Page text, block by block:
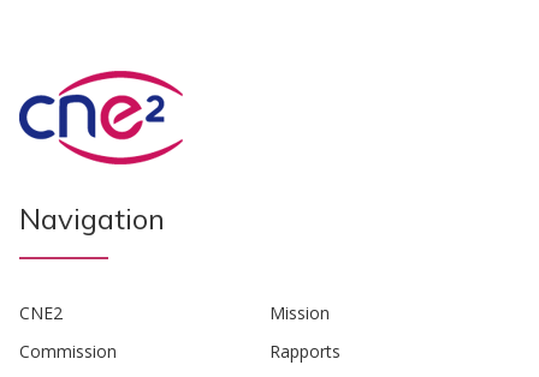
Navigation
CNE2
Mission
Commission
Rapports